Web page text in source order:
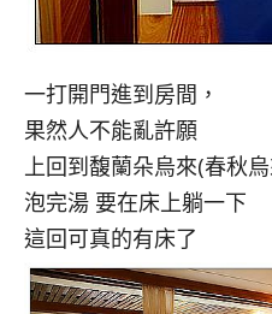
一打開門進到房間，
果然人不能亂許願
上回到馥蘭朵烏來(春秋
泡完湯 要在床上躺一下
這回可真的有床了